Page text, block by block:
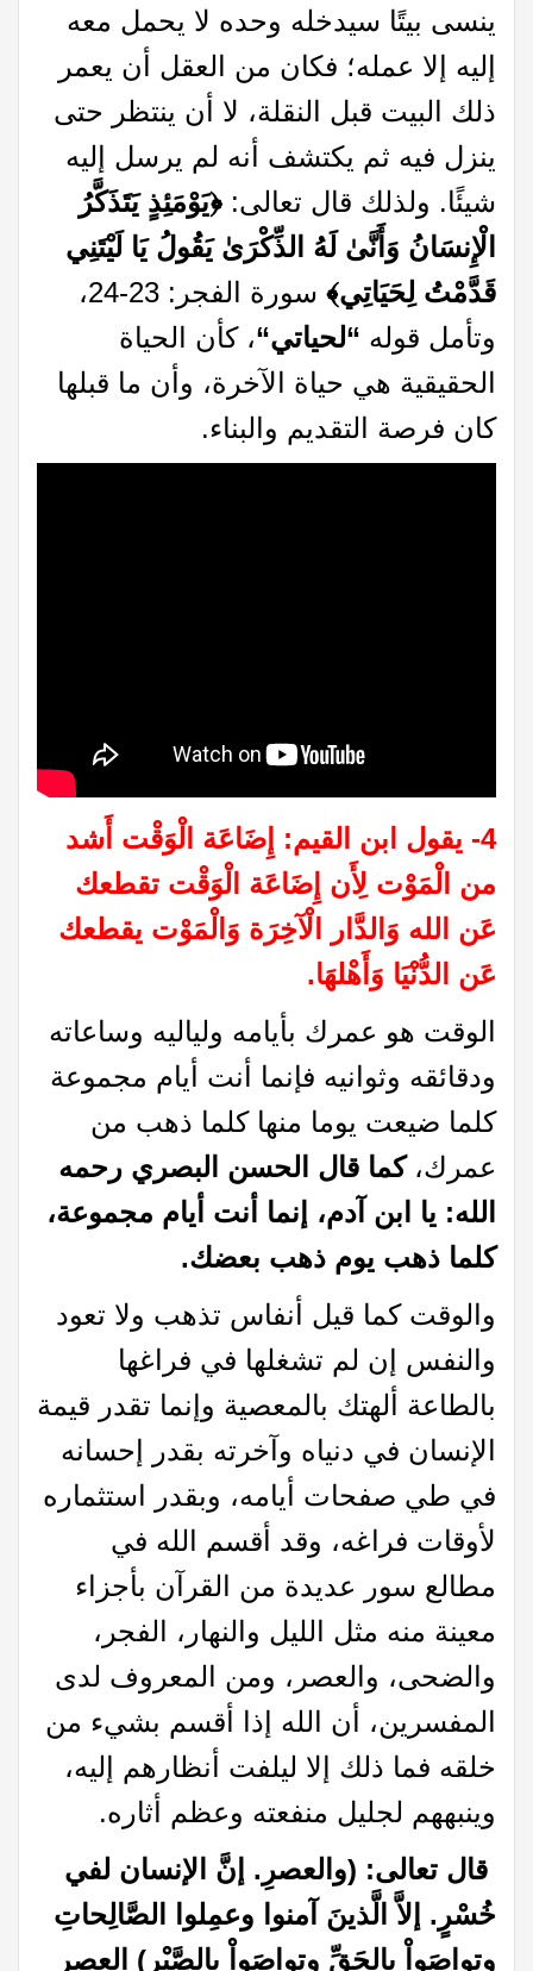
ينسى بيتًا سيدخله وحده لا يحمل معه
إليه إلا عمله؛ فكان من العقل أن يعمر
ذلك البيت قبل النقلة، لا أن ينتظر حتى
ينزل فيه ثم يكتشف أنه لم يرسل إليه
شيئًا. ولذلك قال تعالى: ﴿يَوْمَئِذٍ يَتَذَكَّرُ
الْإِنسَانُ وَأَنَّىٰ لَهُ الذِّكْرَىٰ يَقُولُ يَا لَيْتَنِي
قَدَّمْتُ لِحَيَاتِي﴾
سورة الفجر: 23-24،
وتأمل قوله “لحياتي“، كأن الحياة
الحقيقية هي حياة الآخرة، وأن ما قبلها
كان فرصة التقديم والبناء.
4- يقول ابن القيم: إِضَاعَة الْوَقْت أَشد
من الْمَوْت لِأَن إِضَاعَة الْوَقْت تقطعك
عَن الله وَالدَّار الْآخِرَة وَالْمَوْت يقطعك
عَن الدُّنْيَا وَأَهْلهَا.
الوقت هو عمرك بأيامه ولياليه وساعاته
ودقائقه وثوانيه فإنما أنت أيام مجموعة
كلما ضيعت يوما منها كلما ذهب من
عمرك،كما قال الحسن البصري رحمه
الله: يا ابن آدم، إنما أنت أيام مجموعة،
كلما ذهب يوم ذهب بعضك.
والوقت كما قيل أنفاس تذهب ولا تعود
والنفس إن لم تشغلها في فراغها
بالطاعة ألهتك بالمعصية وإنما تقدر قيمة
الإنسان في دنياه وآخرته بقدر إحسانه
في طي صفحات أيامه، وبقدر استثماره
لأوقات فراغه، وقد أقسم الله في
مطالع سور عديدة من القرآن بأجزاء
معينة منه مثل الليل والنهار، الفجر،
والضحى، والعصر، ومن المعروف لدى
المفسرين، أن الله إذا أقسم بشيء من
خلقه فما ذلك إلا ليلفت أنظارهم إليه،
وينبههم لجليل منفعته وعظم أثاره.
قال تعالى: (والعصرِ. إنَّ الإنسان لفي
خُسْرٍ. إلاَّ الَّذينَ آمنوا وعمِلوا الصَّالِحاتِ
وتواصَواْ بالحَقِّ وتواصَواْ بالصَّبْرِ) العصر